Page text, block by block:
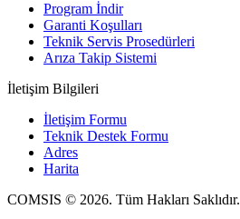
Program İndir
Garanti Koşulları
Teknik Servis Prosedürleri
Arıza Takip Sistemi
İletişim Bilgileri
İletişim Formu
Teknik Destek Formu
Adres
Harita
COMSIS © 2026. Tüm Hakları Saklıdır.